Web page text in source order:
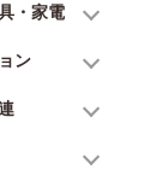
・家電
ン